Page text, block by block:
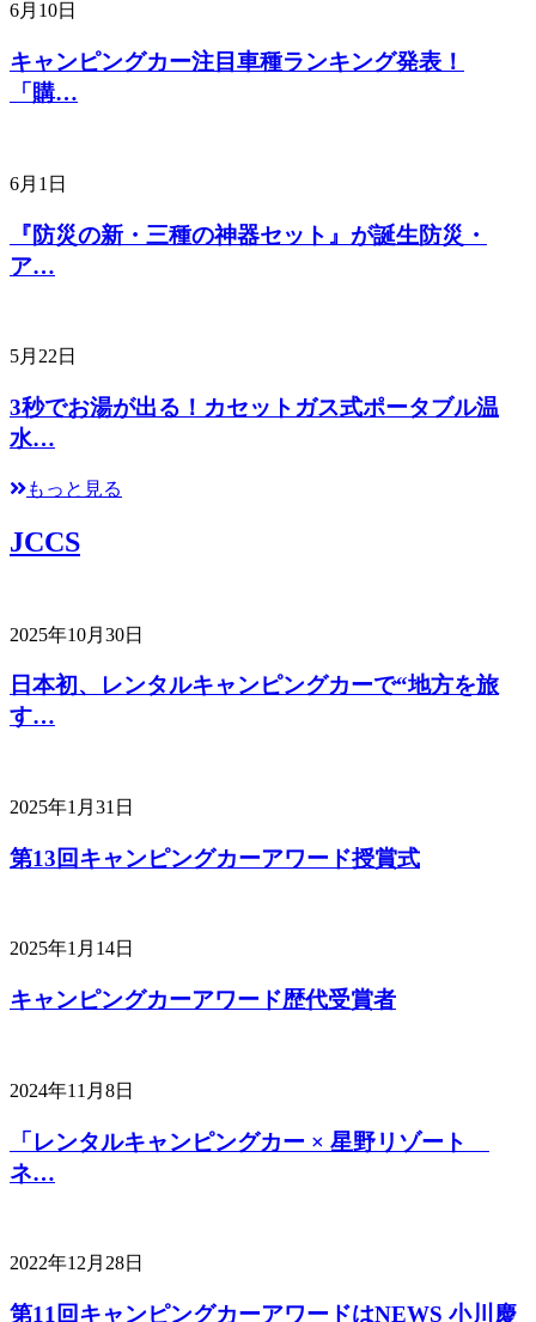
6月10日
キャンピングカー注目車種ランキング発表！
「購…
6月1日
『防災の新・三種の神器セット』が誕生防災・
ア…
5月22日
3秒でお湯が出る！カセットガス式ポータブル温
水…
もっと見る
JCCS
2025年10月30日
日本初、レンタルキャンピングカーで“地方を旅
す…
2025年1月31日
第13回キャンピングカーアワード授賞式
2025年1月14日
キャンピングカーアワード歴代受賞者
2024年11月8日
「レンタルキャンピングカー × 星野リゾート
ネ…
2022年12月28日
第11回キャンピングカーアワードはNEWS 小川慶